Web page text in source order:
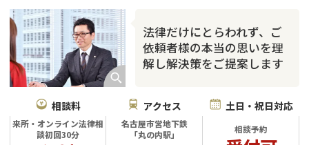
法律だけにとらわれず、ご
依頼者様の本当の思いを理
解し解決策をご提案します
相談料
来所・オンライン法律相
談初回30分
アクセス
名古屋市営地下鉄
「丸の内駅」
土日・祝日対応
相談予約